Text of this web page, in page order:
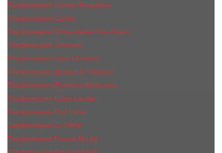
Парфюмерия Carner Barcelona
Парфюмерия Cartier
Парфюмерия Chloe Atelier Des Fleurs
Парфюмерия Сhopard
Парфюмерия Clive Christian
Парфюмерия Дольче & Габбана
Парфюмерия Escentric Molecules
Парфюмерия Estee Lаudеr
Парфюмерия Etat Libre
Парфюмерия Ex Nihilo
Парфюмерия Franck Boclet